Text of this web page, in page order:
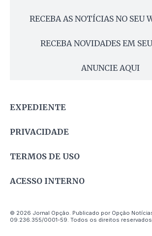
RECEBA AS NOTÍCIAS NO SEU
RECEBA NOVIDADES EM
ANUNCIE AQUI
EXPEDIENTE
PRIVACIDADE
TERMOS DE USO
ACESSO INTERNO
© 2026 Jornal Opção. Publicado por Opção
09.236.355/0001-59. Todos os direitos